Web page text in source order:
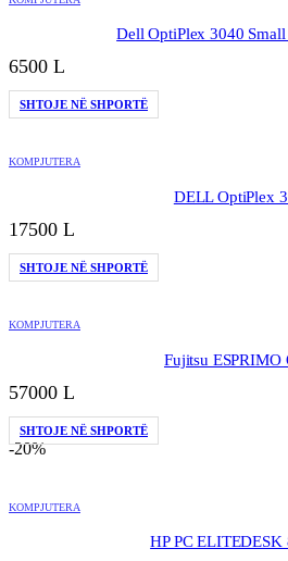
Dell OptiPlex 3040
6500 L
SHTOJE NË SHPORTË
KOMPJUTERA
DELL OptiPlex
17500 L
SHTOJE NË SHPORTË
KOMPJUTERA
Fujitsu ESPRIMO
57000 L
SHTOJE NË SHPORTË
-20%
KOMPJUTERA
HP PC ELITEDESK